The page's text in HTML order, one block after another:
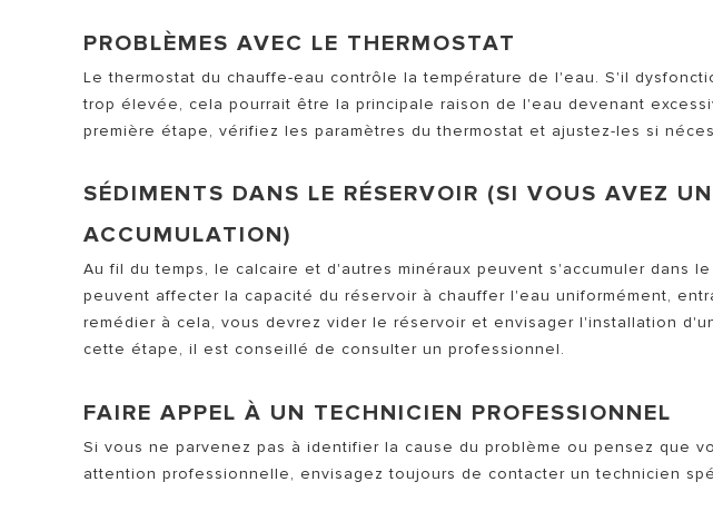
PROBLÈMES AVEC LE THERMOSTAT
Le thermostat du chauffe-eau contrôle la température de l'eau. S'il
trop élevée, cela pourrait être la principale raison de l'eau devenant
première étape, vérifiez les paramètres du thermostat et ajustez-les si
SÉDIMENTS DANS LE RÉSERVOIR (SI VOUS AVEZ
ACCUMULATION)
Au fil du temps, le calcaire et d'autres minéraux peuvent s'accumuler dans
peuvent affecter la capacité du réservoir à chauffer l'eau uniformément,
remédier à cela, vous devrez vider le réservoir et envisager l'installation
cette étape, il est conseillé de consulter un professionnel.
FAIRE APPEL À UN TECHNICIEN PROFESSIONNEL
Si vous ne parvenez pas à identifier la cause du problème ou pensez que
attention professionnelle, envisagez toujours de contacter un technicien